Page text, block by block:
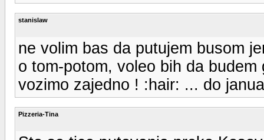
stanislaw
ne volim bas da putujem busom
o tom-potom, voleo bih da
vozimo zajedno ! :hair: ... do
Pizzeria-Tina